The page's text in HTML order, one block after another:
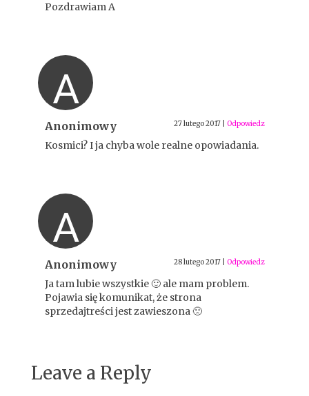
Pozdrawiam A
A
Anonimowy 27 lutego 2017 Odpowiedz
Kosmici? I ja chyba wole realne opowiadania.
A
Anonimowy 28 lutego 2017 Odpowiedz
Ja tam lubie wszystkie 🙂 ale mam problem.
Pojawia się komunikat, że strona
sprzedajtreści jest zawieszona 🙁
Leave a Reply